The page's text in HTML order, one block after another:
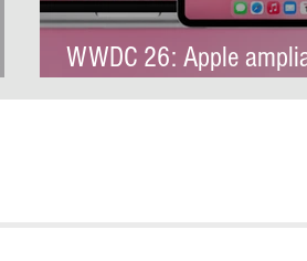
WWDC 26: Apple
controle parental e